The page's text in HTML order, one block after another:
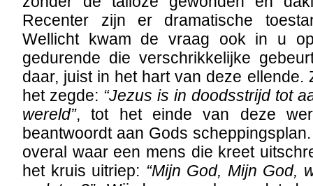
Recenter zijn er dramatische
Wellicht kwam de vraag ook in u
gedurende die verschrikkelijke
daar, juist in het hart van deze ellende.
het zegde: “Jezus is in doodsstrijd tot
wereld”, tot het einde van deze
beantwoordt aan Gods
overal waar een mens die kreet
het kruis uitriep: “Mijn God, Mijn God,